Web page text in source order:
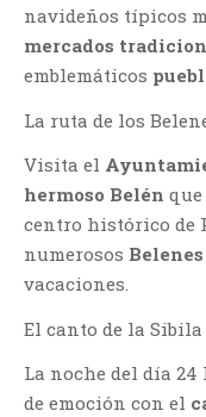
navideños típicos
mercados
emblemáticos
La ruta de los
Visita el
hermoso Belén
centro histórico de
numerosos Belenes
vacaciones.
El canto de la Sibila
La noche del día
de emoción con el